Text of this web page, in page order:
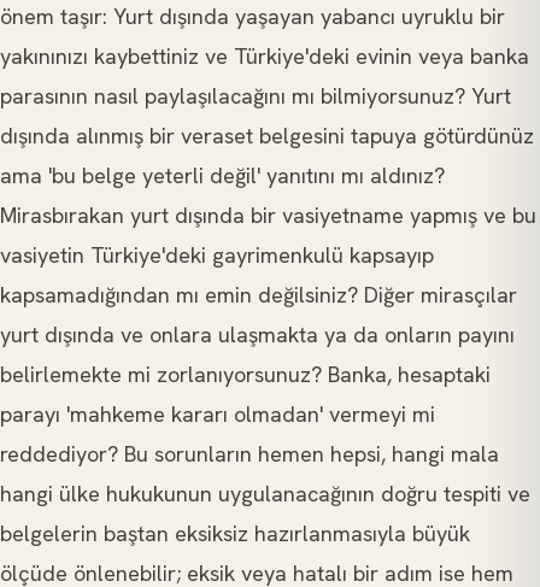
önem taşır: Yurt dışında yaşayan yabancı uyruklu bir
yakınınızı kaybettiniz ve Türkiye'deki evinin veya banka
parasının nasıl paylaşılacağını mı bilmiyorsunuz? Yurt
dışında alınmış bir veraset belgesini tapuya götürdünüz
ama 'bu belge yeterli değil' yanıtını mı aldınız?
Mirasbırakan yurt dışında bir vasiyetname yapmış ve bu
vasiyetin Türkiye'deki gayrimenkulü kapsayıp
kapsamadığından mı emin değilsiniz? Diğer mirasçılar
yurt dışında ve onlara ulaşmakta ya da onların payını
belirlemekte mi zorlanıyorsunuz? Banka, hesaptaki
parayı 'mahkeme kararı olmadan' vermeyi mi
reddediyor? Bu sorunların hemen hepsi, hangi mala
hangi ülke hukukunun uygulanacağının doğru tespiti ve
belgelerin baştan eksiksiz hazırlanmasıyla büyük
ölçüde önlenebilir; eksik veya hatalı bir adım ise hem